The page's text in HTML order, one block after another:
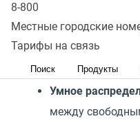
8-800
Местные городские
Тарифы на связь
Поиск Продукты
ручных
диалоги с
Умное
между